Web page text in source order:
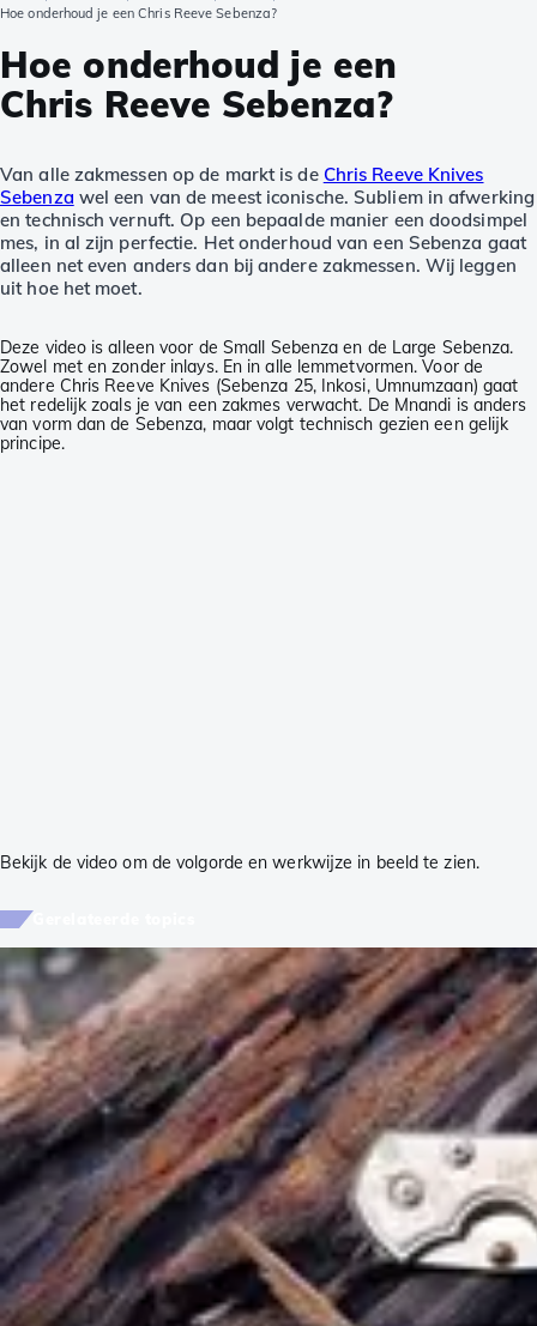
Hoe onderhoud je een Chris Reeve Sebenza?
Hoe onderhoud je een
Chris Reeve Sebenza?
Van alle zakmessen op de markt is de Chris Reeve Knives
Sebenza wel een van de meest iconische. Subliem in afwerking
en technisch vernuft. Op een bepaalde manier een doodsimpel
mes, in al zijn perfectie. Het onderhoud van een Sebenza gaat
alleen net even anders dan bij andere zakmessen. Wij leggen
uit hoe het moet.
Deze video is alleen voor de Small Sebenza en de Large Sebenza.
Zowel met en zonder inlays. En in alle lemmetvormen. Voor de
andere Chris Reeve Knives (Sebenza 25, Inkosi, Umnumzaan) gaat
het redelijk zoals je van een zakmes verwacht. De Mnandi is anders
van vorm dan de Sebenza, maar volgt technisch gezien een gelijk
principe.
Bekijk de video om de volgorde en werkwijze in beeld te zien.